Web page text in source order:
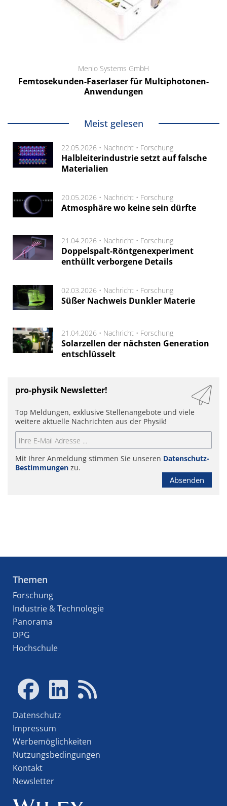
Menlo Systems GmbH
Femtosekunden-Faserlaser für Multiphotonen-
Anwendungen
Meist gelesen
22.05.2026 • Nachricht • Forschung
Halbleiterindustrie setzt auf falsche
Materialien
20.05.2026 • Nachricht • Forschung
Atmosphäre wo keine sein dürfte
21.04.2026 • Nachricht • Forschung
Doppelspalt-Röntgenexperiment
enthüllt verborgene Details
02.03.2026 • Nachricht • Forschung
Süßer Nachweis Dunkler Materie
21.04.2026 • Nachricht • Forschung
Solarzellen der nächsten Generation
entschlüsselt
pro-physik Newsletter!
Top Meldungen, exklusive Stellenangebote und viele
weitere aktuelle Nachrichten aus der Physik!
Mit Ihrer Anmeldung stimmen Sie unseren Datenschutz-
Bestimmungen zu.
Absenden
Themen
Forschung
Industrie & Technologie
Panorama
DPG
Hochschule
Datenschutz
Impressum
Werbemöglichkeiten
Nutzungsbedingungen
Kontakt
Newsletter